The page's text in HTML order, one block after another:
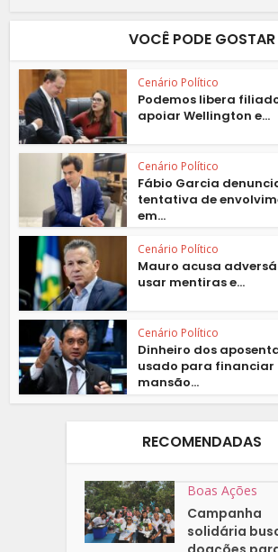
VOCÊ PODE GOSTAR
Cenário Político
Podemos libera
apoiar Wellington e...
Cenário Político
Fábio Garcia
tentativa de
em...
Cenário Político
Mauro acusa
usar mentiras e...
Cenário Político
Dinheiro dos
usado para financiar
mansão...
RECOMENDADAS
Boas Ações
Campanha
solidária